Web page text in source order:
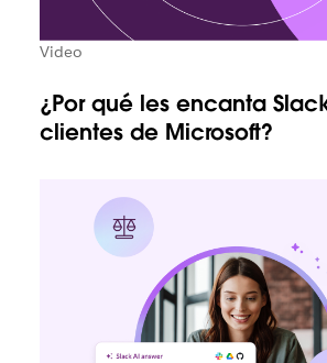
Video
¿Por qué les encanta
clientes de Microsoft?